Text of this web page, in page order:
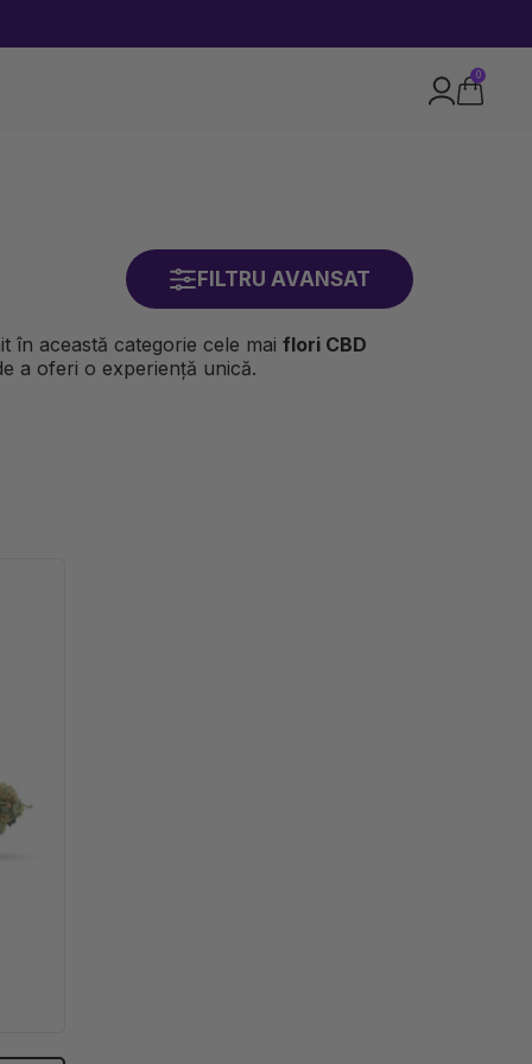
0
FILTRU AVANSAT
în această categorie cele mai flori CBD
a oferi o experiență unică.